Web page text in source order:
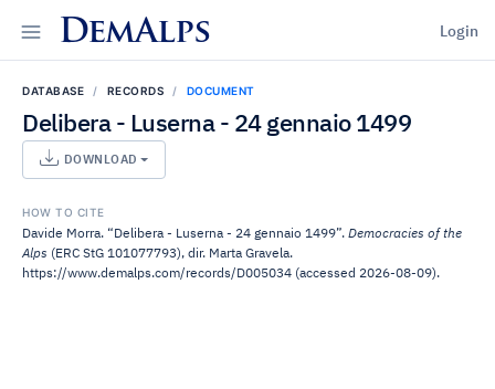
DemAlps Login
DATABASE RECORDS DOCUMENT
Delibera - Luserna - 24 gennaio 1499
DOWNLOAD
HOW TO CITE
Davide Morra. “Delibera - Luserna - 24 gennaio 1499”. Democracies of the
Alps (ERC StG 101077793), dir. Marta Gravela.
https://www.demalps.com/records/D005034 (accessed 2026-08-09).